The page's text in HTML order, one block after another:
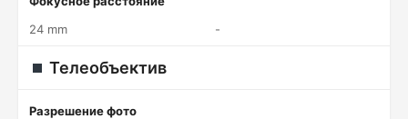
24 mm
-
Телеобъектив
Разрешение фото